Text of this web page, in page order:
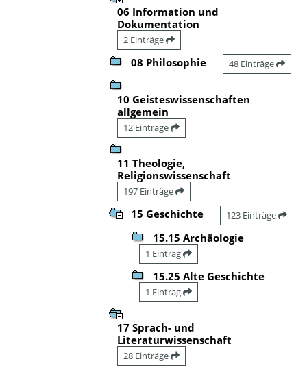
06 Information und
Dokumentation
2 Einträge
08 Philosophie 48 Einträge
10 Geisteswissenschaften
allgemein
12 Einträge
11 Theologie,
Religionswissenschaft
197 Einträge
15 Geschichte 123 Einträge
15.15 Archäologie
1 Eintrag
15.25 Alte Geschichte
1 Eintrag
17 Sprach- und
Literaturwissenschaft
28 Einträge